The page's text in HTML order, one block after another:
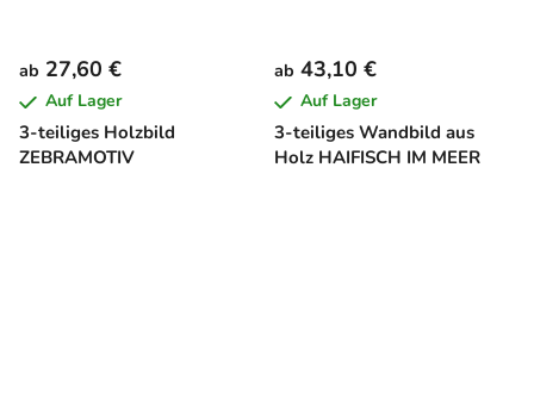
3-teiliges Holzbild
ZEBRAMOTIV
ab 27,60 €
Auf Lager
3-teiliges Wandbild aus
Holz HAIFISCH IM MEER
ab 43,10 €
Auf Lager